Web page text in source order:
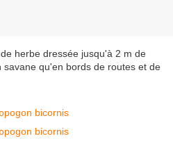
herbe dressée jusqu'à 2 m de
qu'en bords de routes et de